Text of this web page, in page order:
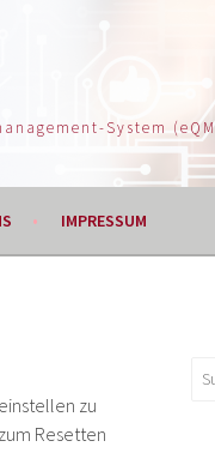
System
IMPRESSUM
zu
Resetten